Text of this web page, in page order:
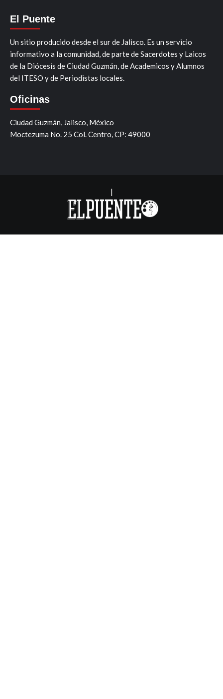
El Puente
Un sitio producido desde el sur de Jalisco. Es un servicio
informativo a la comunidad, de parte de Sacerdotes y Laicos
de la Diócesis de Ciudad Guzmán, de Academicos y Alumnos
del ITESO y de Periodistas locales.
Oficinas
Ciudad Guzmán, Jalisco, México
Moctezuma No. 25 Col. Centro, CP: 49000
|